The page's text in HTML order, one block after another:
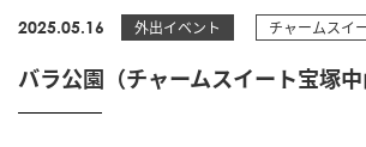
2025.05.16 外出イベント チャームスイ
バラ公園（チャームスイート宝塚中